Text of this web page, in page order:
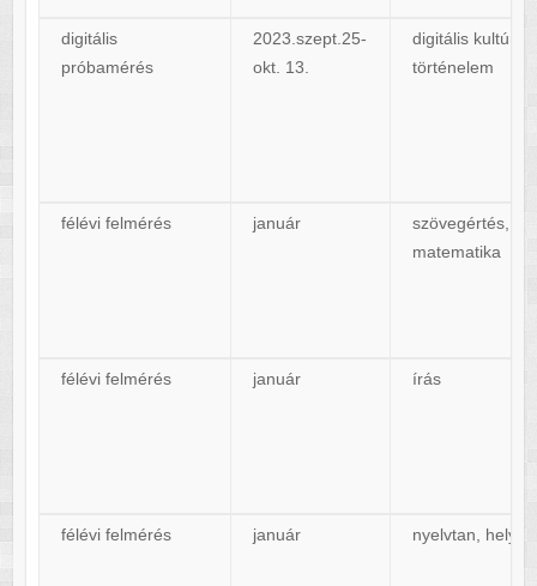
digitális
próbamérés
2023.szept.25-
okt. 13.
digitális kultúra
történelem
félévi felmérés január
szövegértés,
matematika
félévi felmérés január írás
félévi felmérés január nyelvtan,